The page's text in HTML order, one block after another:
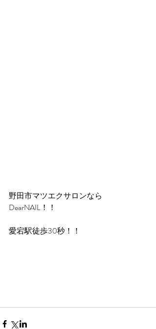
野田市マツエクサロンなら
DearNAIL！！
愛宕駅徒歩30秒！！